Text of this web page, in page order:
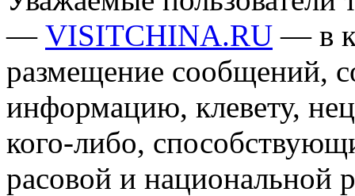
— VISITCHINA.RU — в
размещение сообщений,
информацию, клевету,
кого-либо,
расовой и национальной